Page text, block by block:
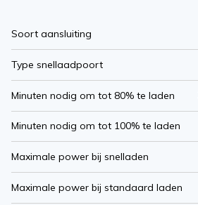
Soort aansluiting
Type snellaadpoort
Minuten nodig om tot 80% te laden
Minuten nodig om tot 100% te laden
Maximale power bij snelladen
Maximale power bij standaard laden